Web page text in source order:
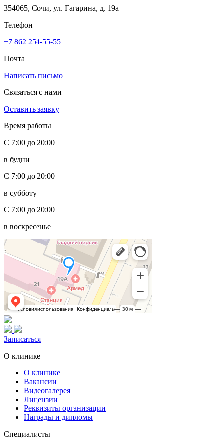
354065, Сочи, ул. Гагарина, д. 19а
Телефон
+7 862 254-55-55
Почта
Написать письмо
Связаться с нами
Оставить заявку
Время работы
С 7:00 до 20:00
в будни
С 7:00 до 20:00
в субботу
С 7:00 до 20:00
в воскресенье
Записаться
О клинике
О клинике
Вакансии
Видеогалерея
Лицензии
Реквизиты организации
Награды и дипломы
Специалисты